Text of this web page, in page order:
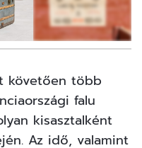
követően több
falu
kisasztalként
Az idő, valamint